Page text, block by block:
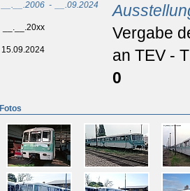
__.__.2006 - __.09.2024
__.__.20xx Vergabe
15.09.2024
an TEV -
0
Fotos